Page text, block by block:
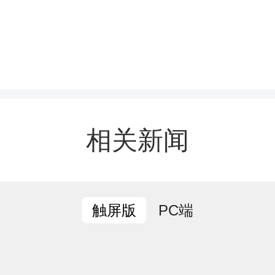
秀选手，他们中既有救死
相关新闻
触屏版 PC端